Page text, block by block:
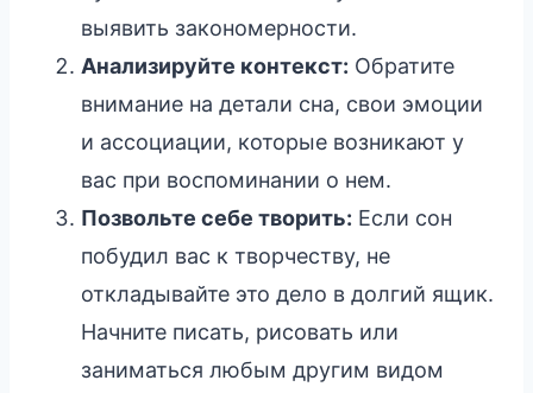
выявить закономерности.
Анализируйте контекст: Обратите
внимание на детали сна, свои эмоции
и ассоциации, которые возникают у
вас при воспоминании о нем.
Позвольте себе творить: Если сон
побудил вас к творчеству, не
откладывайте это дело в долгий ящик.
Начните писать, рисовать или
заниматься любым другим видом